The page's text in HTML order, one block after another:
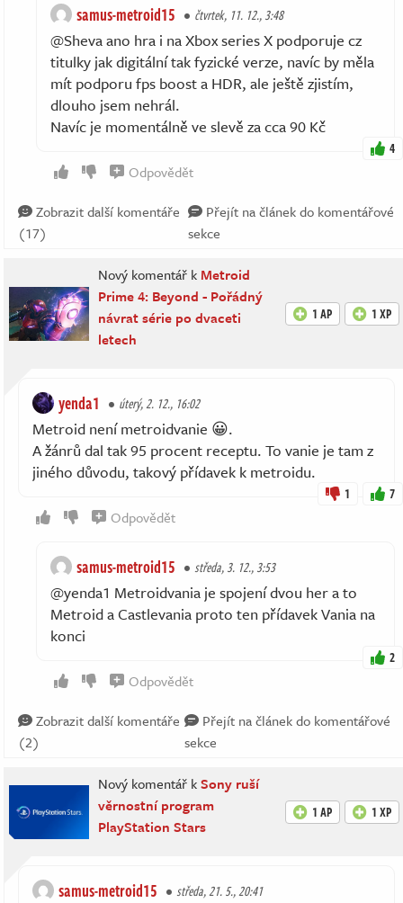
samus-metroid15 čtvrtek, 11. 12., 3:48
@Sheva ano hra i na Xbox series X podporuje cz
titulky jak digitální tak fyzické verze, navíc by měla
mít podporu fps boost a HDR, ale ještě zjistím,
dlouho jsem nehrál.
Navíc je momentálně ve slevě za cca 90 Kč
4
Odpovědět
Zobrazit další komentáře
(17)
Přejít na článek do komentářové
sekce
Nový komentář k Metroid
Prime 4: Beyond - Pořádný
návrat série po dvaceti
letech
1 AP 1 XP
yenda1 úterý, 2. 12., 16:02
Metroid není metroidvanie 😀.
A žánrů dal tak 95 procent receptu. To vanie je tam z
jiného důvodu, takový přídavek k metroidu.
1 7
Odpovědět
samus-metroid15 středa, 3. 12., 3:53
@yenda1 Metroidvania je spojení dvou her a to
Metroid a Castlevania proto ten přídavek Vania na
konci
2
Odpovědět
Zobrazit další komentáře
(2)
Přejít na článek do komentářové
sekce
Nový komentář kSony ruší
věrnostní program
PlayStation Stars
1 AP 1 XP
samus-metroid15 středa, 21. 5., 20:41